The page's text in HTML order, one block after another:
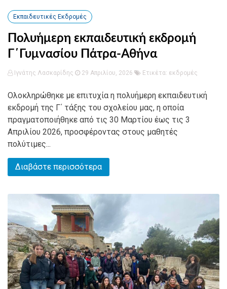
Εκπαιδευτικές Εκδρομές
Πολυήμερη εκπαιδευτική εκδρομή
Γ΄Γυμνασίου Πάτρα-Αθήνα
Ιγνάτης Λασκαρίδης 29 Απριλίου, 2026 Ετικέτα: εκδρομές
Ολοκληρώθηκε με επιτυχία η πολυήμερη εκπαιδευτική
εκδρομή της Γ΄ τάξης του σχολείου μας, η οποία
πραγματοποιήθηκε από τις 30 Μαρτίου έως τις 3
Απριλίου 2026, προσφέροντας στους μαθητές
πολύτιμες...
Διαβάστε περισσότερα